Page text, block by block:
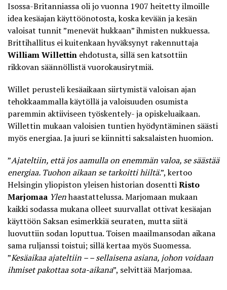
Isossa-Britanniassa oli jo vuonna 1907 heitetty ilmoille
idea kesäajan käyttöönotosta, koska kevään ja kesän
valoisat tunnit ”menevät hukkaan” ihmisten nukkuessa.
Brittihallitus ei kuitenkaan hyväksynyt rakennuttaja
William Willettin ehdotusta, sillä sen katsottiin
rikkovan säännöllistä vuorokausirytmiä.
Willet perusteli kesäaikaan siirtymistä valoisan ajan
tehokkaammalla käytöllä ja valoisuuden osumista
paremmin aktiiviseen työskentely- ja opiskeluaikaan.
Willettin mukaan valoisien tuntien hyödyntäminen säästi
myös energiaa. Ja juuri se kiinnitti saksalaisten huomion.
”Ajateltiin, että jos aamulla on enemmän valoa, se säästää
energiaa. Tuohon aikaan se tarkoitti hiiltä.”, kertoo
Helsingin yliopiston yleisen historian dosenttiRisto
Marjomaa Ylenhaastattelussa. Marjomaan mukaan
kaikki sodassa mukana olleet suurvallat ottivat kesäajan
käyttöön Saksan esimerkkiä seuraten, mutta siitä
luovuttiin sodan loputtua. Toisen maailmansodan aikana
sama ruljanssi toistui; sillä kertaa myös Suomessa.
”Kesäaikaa ajateltiin – – sellaisena asiana, johon voidaan
ihmiset pakottaa sota-aikana”, selvittää Marjomaa.